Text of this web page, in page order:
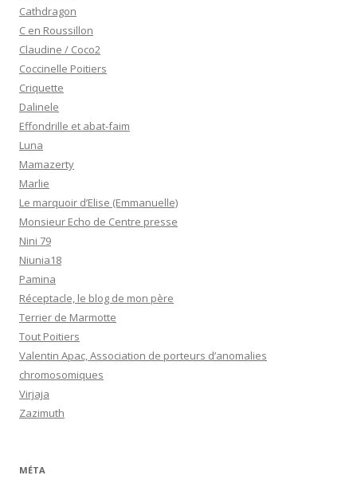
Cathdragon
C en Roussillon
Claudine / Coco2
Coccinelle Poitiers
Criquette
Dalinele
Effondrille et abat-faim
Luna
Mamazerty
Marlie
Le marquoir d’Elise (Emmanuelle)
Monsieur Echo de Centre presse
Nini 79
Niunia18
Pamina
Réceptacle, le blog de mon père
Terrier de Marmotte
Tout Poitiers
Valentin Apac, Association de porteurs d’anomalies
chromosomiques
Virjaja
Zazimuth
MÉTA